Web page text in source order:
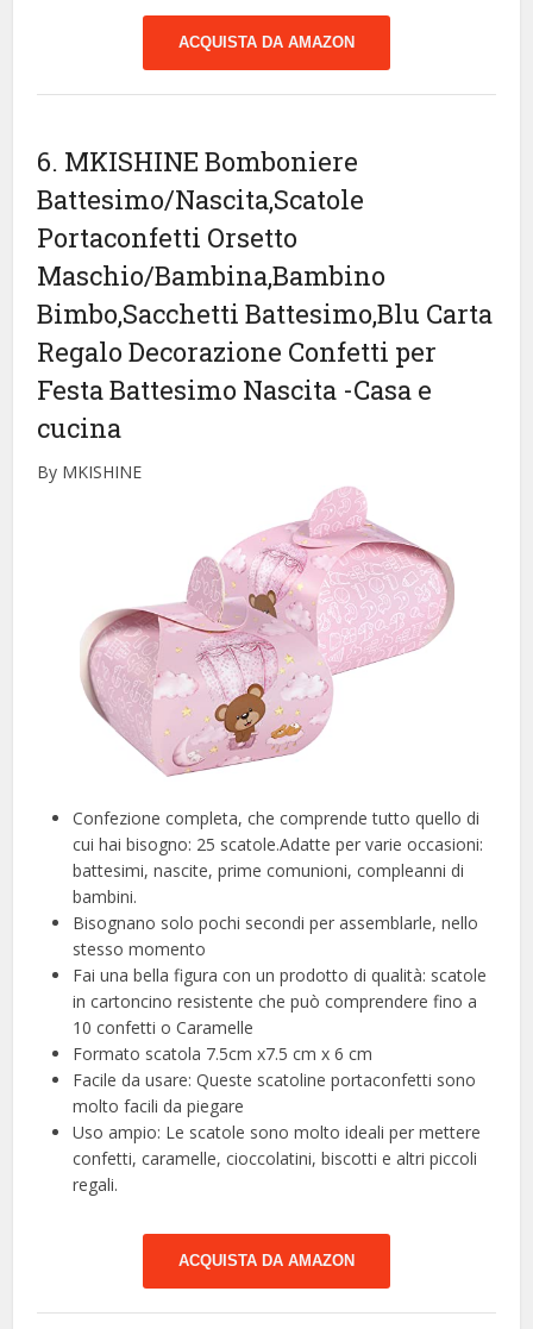
ACQUISTA DA AMAZON
6. MKISHINE Bomboniere
Battesimo/Nascita,Scatole
Portaconfetti Orsetto
Maschio/Bambina,Bambino
Bimbo,Sacchetti Battesimo,Blu Carta
Regalo Decorazione Confetti per
Festa Battesimo Nascita -Casa e
cucina
By MKISHINE
Confezione completa, che comprende tutto quello di
cui hai bisogno: 25 scatole.Adatte per varie occasioni:
battesimi, nascite, prime comunioni, compleanni di
bambini.
Bisognano solo pochi secondi per assemblarle, nello
stesso momento
Fai una bella figura con un prodotto di qualità: scatole
in cartoncino resistente che può comprendere fino a
10 confetti o Caramelle
Formato scatola 7.5cm x7.5 cm x 6 cm
Facile da usare: Queste scatoline portaconfetti sono
molto facili da piegare
Uso ampio: Le scatole sono molto ideali per mettere
confetti, caramelle, cioccolatini, biscotti e altri piccoli
regali.
ACQUISTA DA AMAZON